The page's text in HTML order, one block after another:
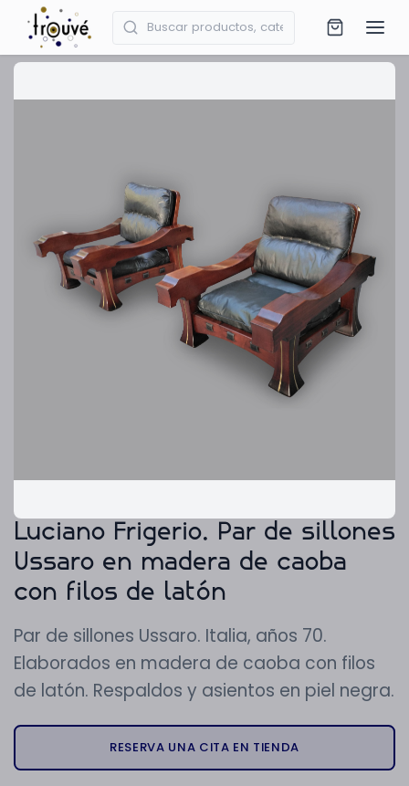
Luciano Frigerio. Par de sillones
Ussaro en madera de caoba
con filos de latón
Par de sillones Ussaro. Italia, años 70.
Elaborados en madera de caoba con filos
de latón. Respaldos y asientos en piel negra.
RESERVA UNA CITA EN TIENDA